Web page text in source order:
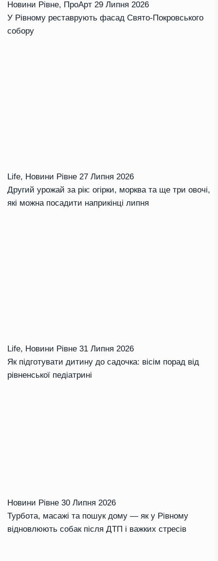
Новини Рівне, ПроАрт 29 Липня 2026
У Рівному реставрують фасад Свято-Покровського
собору
Life, Новини Рівне 27 Липня 2026
Другий урожай за рік: огірки, морква та ще три овочі,
які можна посадити наприкінці липня
Life, Новини Рівне 31 Липня 2026
Як підготувати дитину до садочка: вісім порад від
рівненської педіатрині
Новини Рівне 30 Липня 2026
Турбота, масажі та пошук дому — як у Рівному
відновлюють собак після ДТП і важких стресів